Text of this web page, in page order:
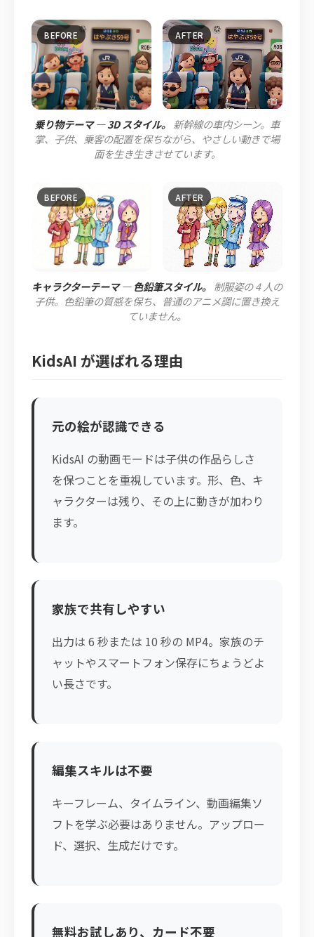
乗り物テーマ — 3D スタイル。 新幹線の車内シーン。車
掌、子供、乗客の配置を保ちながら、やさしい動きで場
面を生き生きさせています。
キャラクターテーマ — 色鉛筆スタイル。 制服姿の 4 人の
子供。色鉛筆の質感を保ち、普通のアニメ調に置き換え
ていません。
KidsAI が選ばれる理由
元の絵が認識できる
KidsAI の動画モードは子供の作品らしさ
を保つことを重視しています。形、色、キ
ャラクターは残り、その上に動きが加わり
ます。
家族で共有しやすい
出力は 6 秒または 10 秒の MP4。家族のチ
ャットやスマートフォン保存にちょうどよ
い長さです。
編集スキルは不要
キーフレーム、タイムライン、動画編集ソ
フトを学ぶ必要はありません。アップロー
ド、選択、生成だけです。
無料お試しあり、カード不要